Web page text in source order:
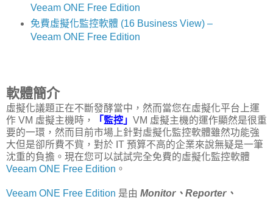
Veeam ONE Free Edition
免費虛擬化監控軟體 (16 Business View) –
Veeam ONE Free Edition
軟體簡介
虛擬化議題正在不斷發酵當中，然而當您在虛擬化平台上運
作 VM 虛擬主機時，
「監控」 VM 虛擬主機的運作顯然是很重
要的一環，然而目前市場上針對虛擬化監控軟體雖然功能強
大但是卻所費不貲，對於 IT 預算不高的企業來說無疑是一筆
沈重的負擔。現在您可以試試完全免費的虛擬化監控軟體
Veeam ONE Free Edition 。
Veeam ONE Free Edition 是由 Monitor、Reporter、